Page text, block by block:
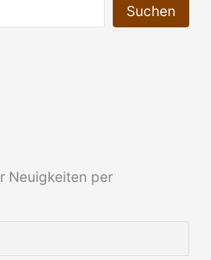
Suchen
Neuigkeiten per